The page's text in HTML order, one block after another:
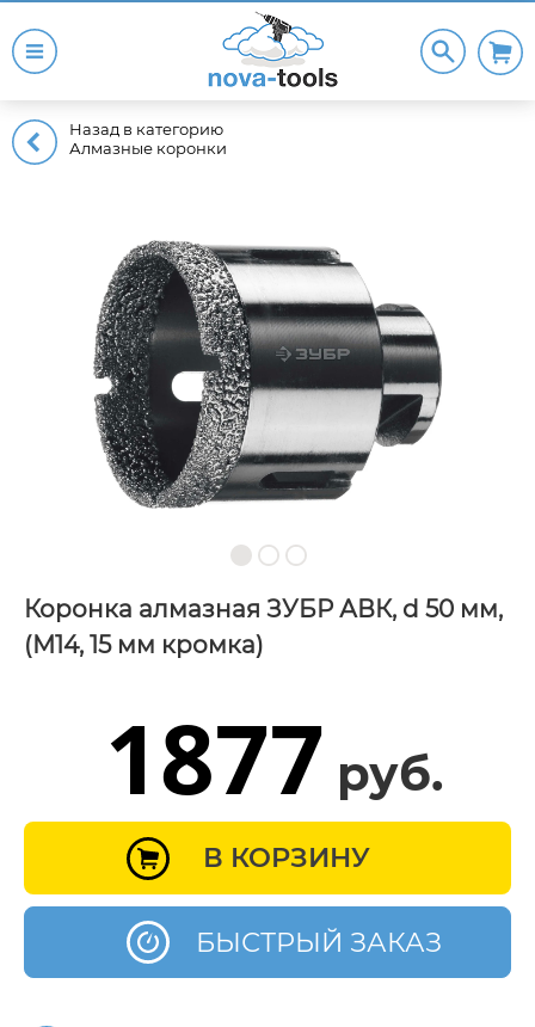
Назад в категорию
Алмазные коронки
Коронка алмазная ЗУБР АВК, d 50 мм,
(М14, 15 мм кромка)
1877 руб.
БЫСТРЫЙ ЗАКАЗ
В КОРЗИНУ